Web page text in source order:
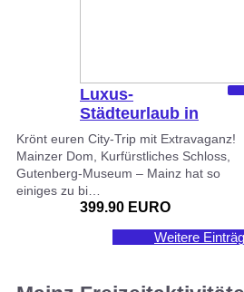
Luxus-
Städteurlaub in
Mainz für 2
Krönt euren City-Trip mit Extravaganz!
Mainzer Dom, Kurfürstliches Schloss,
Gutenberg-Museum – Mainz hat so
einiges zu bi…
399.90 EURO
Weitere